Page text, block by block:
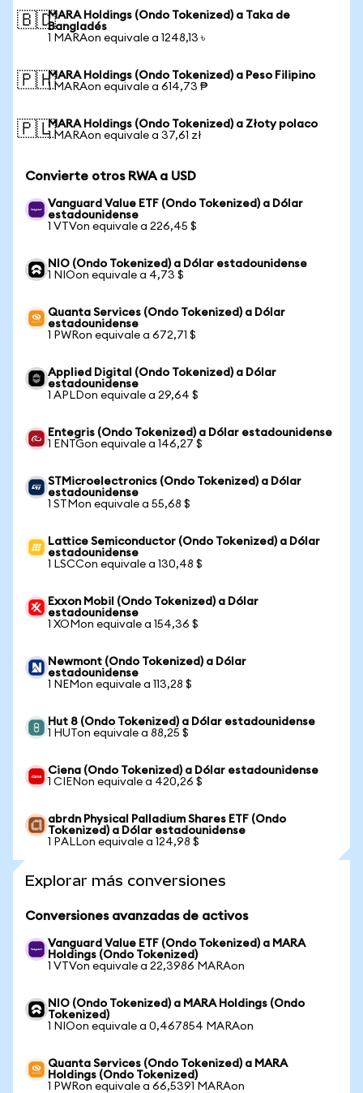
🇧🇩MARA Holdings (Ondo Tokenized) a Taka de
Bangladés
1 MARAon equivale a 1248,13 ৳
🇵🇭MARA Holdings (Ondo Tokenized) a Peso Filipino
1 MARAon equivale a 614,73 ₱
🇵🇱MARA Holdings (Ondo Tokenized) a Złoty polaco
1 MARAon equivale a 37,61 zł
Convierte otros RWA a USD
Vanguard Value ETF (Ondo Tokenized) a Dólar
estadounidense
1 VTVon equivale a 226,45 $
NIO (Ondo Tokenized) a Dólar estadounidense
1 NIOon equivale a 4,73 $
Quanta Services (Ondo Tokenized) a Dólar
estadounidense
1 PWRon equivale a 672,71 $
Applied Digital (Ondo Tokenized) a Dólar
estadounidense
1 APLDon equivale a 29,64 $
Entegris (Ondo Tokenized) a Dólar estadounidense
1 ENTGon equivale a 146,27 $
STMicroelectronics (Ondo Tokenized) a Dólar
estadounidense
1 STMon equivale a 55,68 $
Lattice Semiconductor (Ondo Tokenized) a Dólar
estadounidense
1 LSCCon equivale a 130,48 $
Exxon Mobil (Ondo Tokenized) a Dólar
estadounidense
1 XOMon equivale a 154,36 $
Newmont (Ondo Tokenized) a Dólar
estadounidense
1 NEMon equivale a 113,28 $
Hut 8 (Ondo Tokenized) a Dólar estadounidense
1 HUTon equivale a 88,25 $
Ciena (Ondo Tokenized) a Dólar estadounidense
1 CIENon equivale a 420,26 $
abrdn Physical Palladium Shares ETF (Ondo
Tokenized) a Dólar estadounidense
1 PALLon equivale a 124,98 $
Explorar más conversiones
Conversiones avanzadas de activos
Vanguard Value ETF (Ondo Tokenized) a MARA
Holdings (Ondo Tokenized)
1 VTVon equivale a 22,3986 MARAon
NIO (Ondo Tokenized) a MARA Holdings (Ondo
Tokenized)
1 NIOon equivale a 0,467854 MARAon
Quanta Services (Ondo Tokenized) a MARA
Holdings (Ondo Tokenized)
1 PWRon equivale a 66,5391 MARAon